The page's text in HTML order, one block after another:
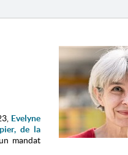
Evelyne
de la
mandat